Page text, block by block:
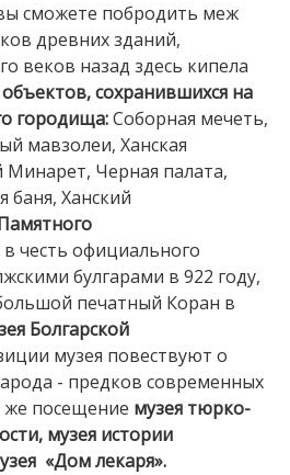
сможете побродить меж
древних зданий,
веков назад здесь кипела
сохранившихся на
городища:Соборная мечеть,
мавзолеи, Ханская
Черная палата,
баня, Ханский
честь официального
булгарами в 922 году,
печатный Коран в
Болгарской
музея повествуют о
- предков современных
же посещение музея тюрко-
музея истории
«Дом лекаря».